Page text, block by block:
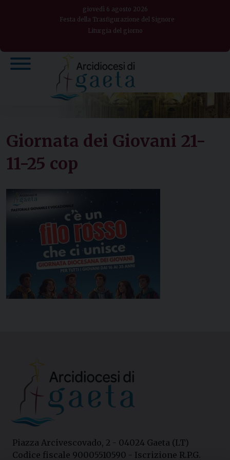
giovedì 6 agosto 2026
Festa della Trasfigurazione del Signore
Liturgia del giorno
Giornata dei Giovani 21-
11-25 cop
Piazza Arcivescovado, 2 - 04024 Gaeta (LT)
Codice fiscale 90005510590 - Iscrizione R.P.G.